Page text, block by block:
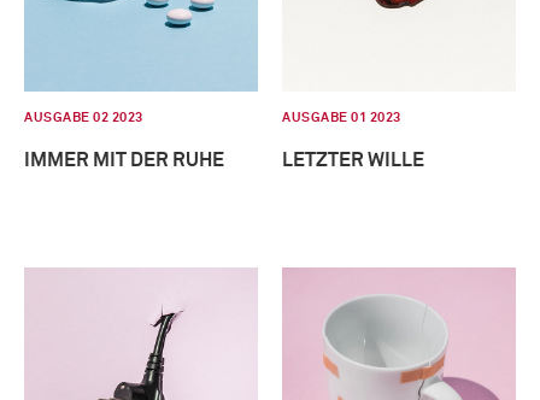
AUSGABE 02 2023
IMMER MIT DER RUHE
AUSGABE 01 2023
LETZTER WILLE